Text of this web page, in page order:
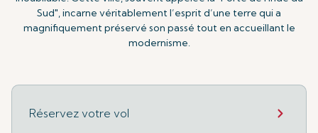
Sud", incarne véritablement l’esprit d’une terre qui a
magnifiquement préservé son passé tout en accueillant le
modernisme.
Réservez votre vol